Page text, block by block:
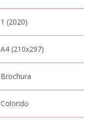
1 (2020)
A4 (210x297)
Brochura
Colorido